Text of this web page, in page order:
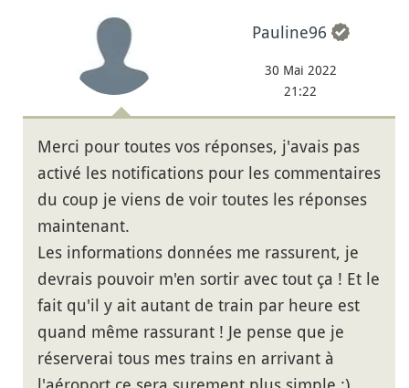
Pauline96
30 Mai 2022
21:22
Merci pour toutes vos réponses, j'avais pas
activé les notifications pour les commentaires
du coup je viens de voir toutes les réponses
maintenant.
Les informations données me rassurent, je
devrais pouvoir m'en sortir avec tout ça ! Et le
fait qu'il y ait autant de train par heure est
quand même rassurant ! Je pense que je
réserverai tous mes trains en arrivant à